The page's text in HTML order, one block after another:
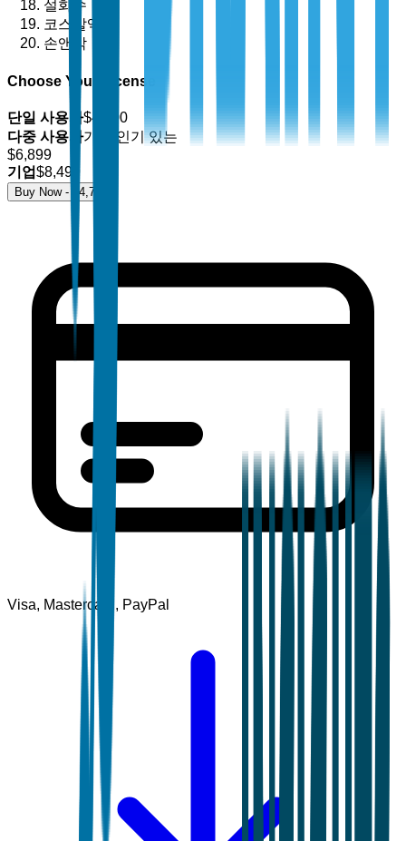
설화수
코스알엑스
손앤박
Choose Your License
단일 사용자$4,700
다중 사용자가장 인기 있는
$6,899
기업$8,499
Buy Now - $ 4,700
Visa, Mastercard, PayPal